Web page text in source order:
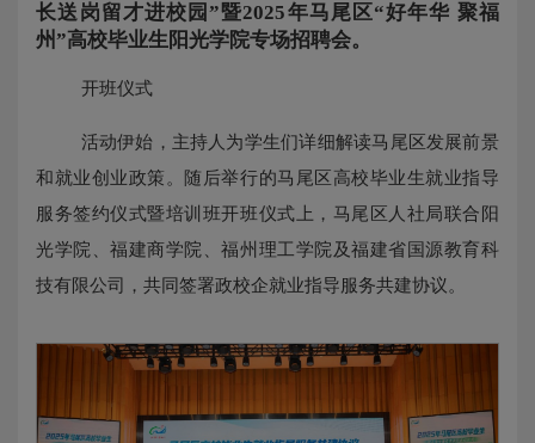
长送岗留才进校园”暨2025年马尾区“好年华 聚福
州”高校毕业生阳光学院专场招聘会。
开班仪式
活动伊始，主持人为学生们详细解读马尾区发展前景
和就业创业政策。随后举行的马尾区高校毕业生就业指导
服务签约仪式暨培训班开班仪式上，马尾区人社局联合阳
光学院、福建商学院、福州理工学院及福建省国源教育科
技有限公司，共同签署政校企就业指导服务共建协议。